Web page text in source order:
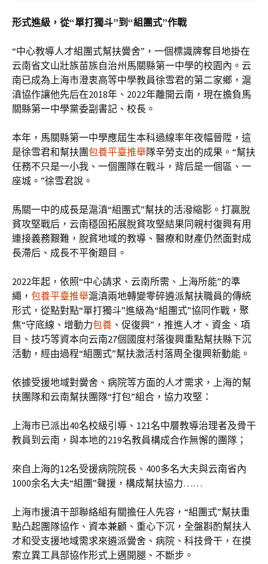
形式進級，從“單打獨斗”到“組團式”作戰
“中心教導人才組團式幫扶黌舍”，一個標識牌奪目地掛在
云南省文山壯族苗族自治州馬關縣第一中學的校園內。云
南已成為上海市澄衷高等中學教員徐雪君的第二家鄉，滬
滇協作讓他先后在2018年、2022年離開云南，現在擔負馬
關縣第一中學黨委副書記、校長。
本年，馬關縣第一中學應屆生本科過線率年夜幅晉陞，這
是徐雪君和幫扶團包養平臺推舉隊辛勞支出的成果。“幫扶
任務不只是一小我、一個團隊在戰斗，背后是一個區、一
座城。”徐雪君說。
馬關一中的成長是滬滇“組團式”幫扶的活潑縮影。打贏脫
貧攻堅戰后，云南穩固拓展脫貧攻堅結果同親村復興有用
連接義務艱難，脫貧地域的教導、醫療和財產仍然面對成
長滯后、成長不平衡題目。
2022年起，依照“中心請求、云南所需、上海所能”的準
繩， 包養平臺推舉滬滇兩地轉變零碎遴派幫扶職員的傳統
形式，從點對點“單打獨斗”進級為“組團式”協同作戰，聚
焦“守底線、增動力包養 、促復興”，推進人才、資金、項
目、技巧等資本向云南27個國度村落復興重點幫扶縣下沉
活動，經由過程“組團式”幫扶激活村落周全復興新動能。
依據受援地域對黌舍、病院等方面的人才需求，上海的幫
扶團隊和云南幫扶團隊“打包”組合，協力攻堅：
上海市已派出40名校級引導、121名中層教導治理者及骨干
教員到云南，與本地的219名教員構成合作無懈的團隊；
來自上海的12名受援病院院長、400多名大夫與云南省內
1000余名大夫“組團”聲援，構成幫扶協力……
上海市援滇干部聯絡組有關擔任人先容，“組團式”幫扶重
點凸起團隊協作、資本兼顧、重心下沉，全盤斟酌幫扶人
才和受支援地域需求來遴派黌舍、病院、科技骨干，在摸
索立異工具部協作形式上邁開腿、不斷步。